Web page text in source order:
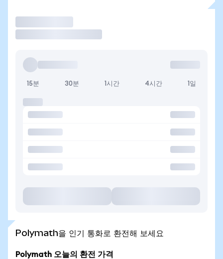
15분 30분 1시간 4시간 1일
Polymath을 인기 통화로 환전해 보세요
Polymath 오늘의 환전 가격